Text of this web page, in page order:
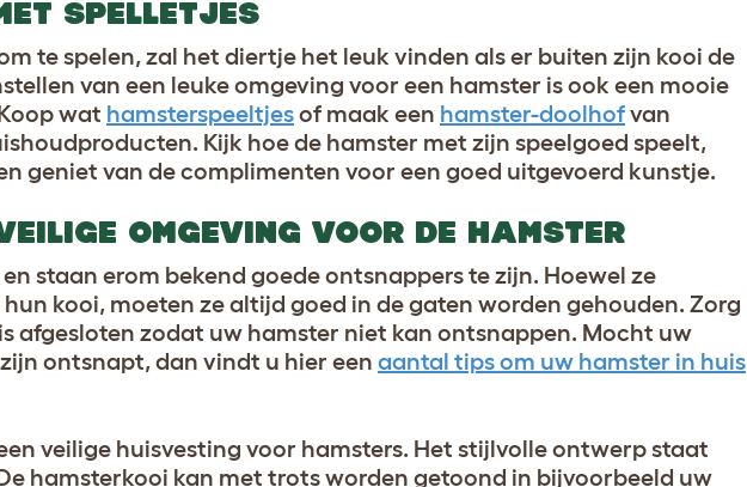
SPELLETJES
te spelen, zal het diertje het leuk vinden als er buiten zijn kooi de
van een leuke omgeving voor een hamster is ook een mooie
wat hamsterspeeltjesof maak een hamster-doolhofvan
Kijk hoe de hamster met zijn speelgoed speelt,
geniet van de complimenten voor een goed uitgevoerd kunstje.
OMGEVING VOOR DE HAMSTER
staan erom bekend goede ontsnappers te zijn. Hoewel ze
kooi, moeten ze altijd goed in de gaten worden gehouden. Zorg
afgesloten zodat uw hamster niet kan ontsnappen. Mocht uw
ontsnapt, dan vindt u hier een aantal tips om uw hamster in huis
veilige huisvesting voor hamsters. Het stijlvolle ontwerp staat
hamsterkooi kan met trots worden getoond in bijvoorbeeld uw